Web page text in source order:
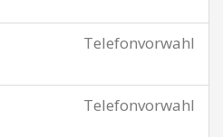
Telefonvorwahl
Telefonvorwahl